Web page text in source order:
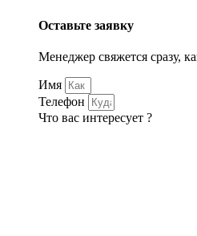
Оставьте заявку
Менеджер свяжется сразу,
Имя
Телефон
Что вас интересует ?